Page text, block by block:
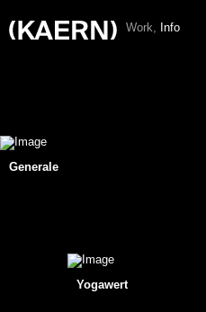
Work Info
Generale
Yogawert